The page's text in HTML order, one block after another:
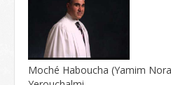
Moché Haboucha (Yamim